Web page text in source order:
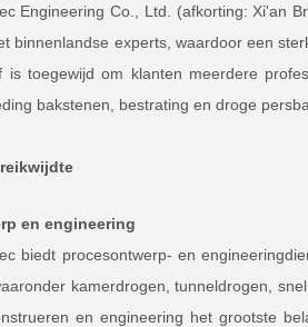
Engineering Co., Ltd. (afkorting: Xi'an
binnenlandse experts, waardoor een
is toegewijd om klanten meerdere
bakstenen, bestrating en droge
en engineering
biedt procesontwerp- en
kamerdrogen, tunneldrogen,
en engineering het grootste